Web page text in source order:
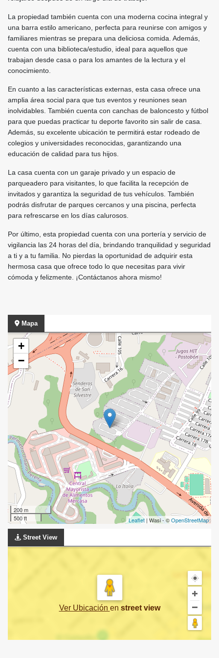
La propiedad también cuenta con una moderna cocina integral y
una barra estilo americano, perfecta para reunirse con amigos y
familiares mientras se prepara una deliciosa comida. Además,
cuenta con una biblioteca/estudio, ideal para aquellos que
trabajan desde casa o para los amantes de la lectura y el
conocimiento.
En cuanto a las características externas, esta casa ofrece una
amplia área social para que tus eventos y reuniones sean
inolvidables. También cuenta con canchas de baloncesto y fútbol
para que puedas practicar tu deporte favorito sin salir de casa.
Además, su excelente ubicación te permitirá estar rodeado de
colegios y universidades reconocidas, garantizando una
educación de calidad para tus hijos.
La casa cuenta con un garaje privado y un espacio de
parqueadero para visitantes, lo que facilita la recepción de
invitados y garantiza la seguridad de tus vehículos. También
podrás disfrutar de parques cercanos y una piscina, perfecta
para refrescarse en los días calurosos.
Por último, esta propiedad cuenta con una portería y servicio de
vigilancia las 24 horas del día, brindando tranquilidad y seguridad
a ti y a tu familia. No pierdas la oportunidad de adquirir esta
hermosa casa que ofrece todo lo que necesitas para vivir
cómoda y felizmente. ¡Contáctanos ahora mismo!
Mapa
+
−
200 m
500 ft
Leaflet | Wasi - ©OpenStreetMap
Street View
Ver Ubicación en street view